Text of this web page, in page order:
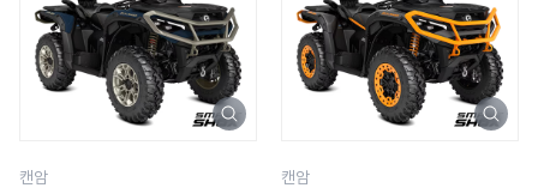
캔암 캔암